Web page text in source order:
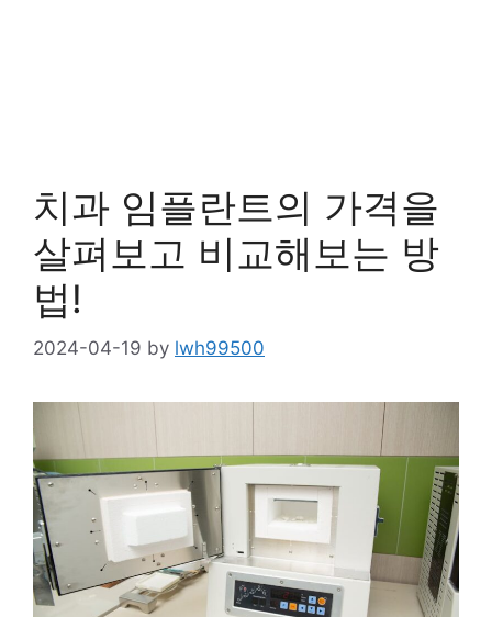
치과 임플란트의 가격을
살펴보고 비교해보는 방
법!
2024-04-19 by lwh99500